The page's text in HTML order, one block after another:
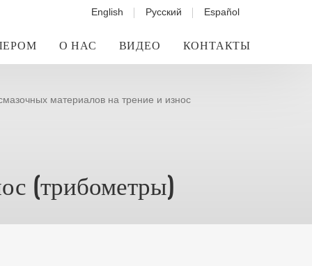
English Русский Español
О НАС ВИДЕО КОНТАКТЫ
материалов на трение и износ
(трибометры)